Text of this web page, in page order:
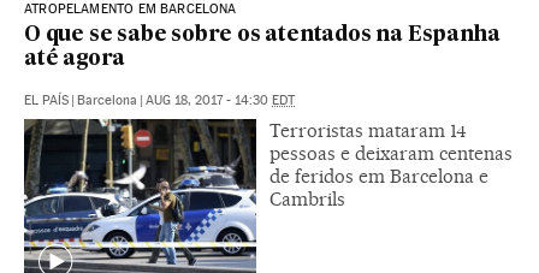
ATROPELAMENTO EM BARCELONA
O que se sabe sobre os atentados na Espanha
até agora
EL PAÍS Barcelona AUG 18, 2017 - 14:30 EDT
Terroristas mataram 14
pessoas e deixaram centenas
de feridos em Barcelona e
Cambrils